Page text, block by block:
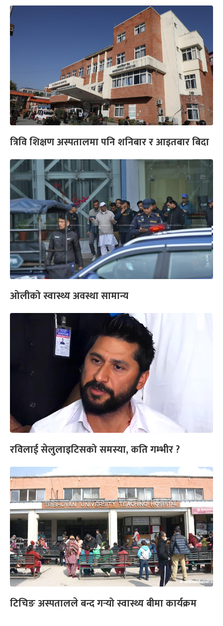
त्रिवि शिक्षण अस्पतालमा पनि शनिबार र आइतबार बिदा
ओलीको स्वास्थ्य अवस्था सामान्य
रविलाई सेलुलाइटिसको समस्या, कति गम्भीर ?
टिचिङ अस्पतालले बन्द गर्‍यो स्वास्थ्य बीमा कार्यक्रम